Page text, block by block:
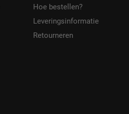
Hoe bestellen?
Leveringsinformatie
Retourneren